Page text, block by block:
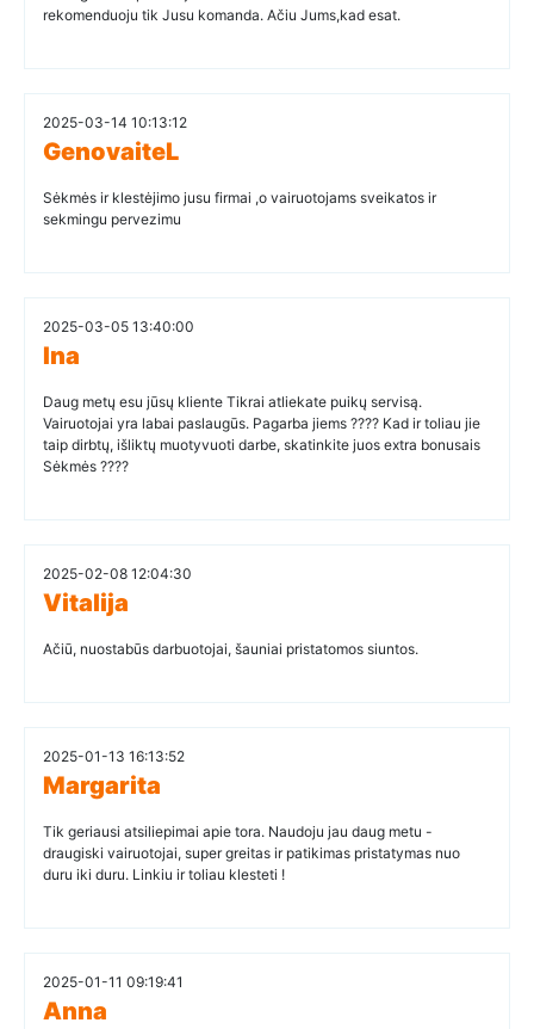
rekomenduoju tik Jusu komanda. Ačiu Jums,kad esat.
2025-03-14 10:13:12
GenovaiteL
Sėkmės ir klestėjimo jusu firmai ,o vairuotojams sveikatos ir
sekmingu pervezimu
2025-03-05 13:40:00
Ina
Daug metų esu jūsų kliente Tikrai atliekate puikų servisą.
Vairuotojai yra labai paslaugūs. Pagarba jiems ???? Kad ir toliau jie
taip dirbtų, išliktų muotyvuoti darbe, skatinkite juos extra bonusais
Sėkmės ????
2025-02-08 12:04:30
Vitalija
Ačiū, nuostabūs darbuotojai, šauniai pristatomos siuntos.
2025-01-13 16:13:52
Margarita
Tik geriausi atsiliepimai apie tora. Naudoju jau daug metu -
draugiski vairuotojai, super greitas ir patikimas pristatymas nuo
duru iki duru. Linkiu ir toliau klesteti !
2025-01-11 09:19:41
Anna